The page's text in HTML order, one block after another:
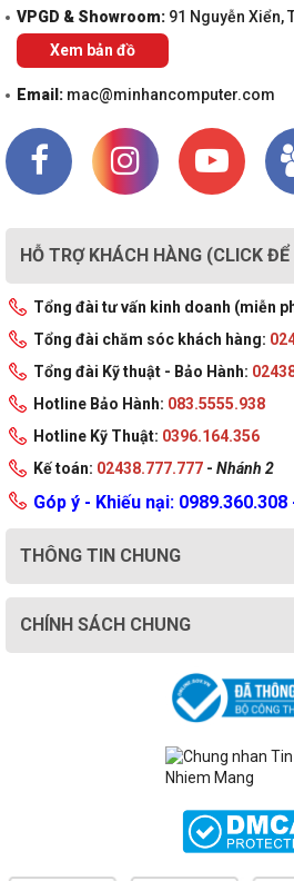
VPGD & Showroom: 91 Nguyễn Xiển,
Xem bản đồ
Email: mac@minhancomputer.com
HỖ TRỢ KHÁCH HÀNG (CLICK ĐỂ
Tổng đài tư vấn kinh doanh (miễn
Tổng đài chăm sóc khách hàng:
Tổng đài Kỹ thuật - Bảo Hành:
Hotline Bảo Hành: 083.5555.938
Hotline Kỹ Thuật: 0396.164.356
Kế toán: 02438.777.777 - Nhánh 2
Góp ý - Khiếu nại: 0989.360.308
THÔNG TIN CHUNG
CHÍNH SÁCH CHUNG